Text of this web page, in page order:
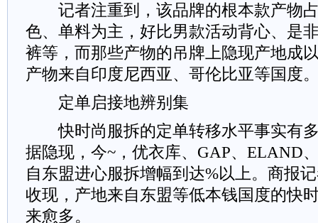
记者注重到，该品牌的根本款产物占
色、单料为主，好比男款活动背心、是
裤等，而那些产物的吊牌上隐现产地成
产物来自印度尼西亚、哥伦比亚等国度
定单启接地辨别集
快时尚服拆的定单转移水平事实有多
据隐现，今~，优衣库、GAP、ELAND
自东盟进心服拆增幅到达%以上。商报
收现，产地来自东盟等低本钱国度的快
来愈多。